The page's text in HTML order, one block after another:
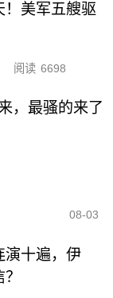
！美军五艘驱
阅读 6698
，最骚的来了
08-03
演十遍，伊